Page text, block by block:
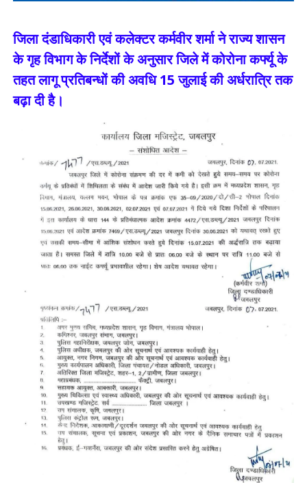
जिला दंडाधिकारी एवं कलेक्टर कर्मवीर शर्मा ने राज्य शासन
के गृह विभाग के निर्देशों के अनुसार जिले में कोरोना कर्फ्यू के
तहत लागू प्रतिबन्धों की अवधि 15 जुलाई की अर्धरात्रि तक
बढ़ा दी है।